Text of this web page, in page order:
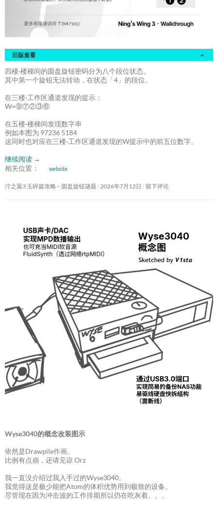
旧版查看 +
四楼·楼梯间的圆盘旋钮密码分为八个段位状态。
其中第一个旋钮无法转动，在状态「4」的段位。
在三楼·工作区通道发现的提示：
W=⑨⑦②③⑥
在五楼·楼梯间发现数字串
例如本图为 97236 5184
这同时也对应在三楼·工作区通道发现的W提示中的前五位数字。
继续阅读 →
相关位置：
website
泞之翼3 玉碎篇攻略 – 圆盘旋钮谜题 2026年7月12日 留下评论
Wyse3040的概念改装图示
依然是Drawpile作画。
比例有点崩，还请见谅 Orz
我一直没介绍过我入手过的Wyse3040。
我觉得这是极少能把Atom的体积优势用到极致的设备。
尽管现在因为冲击波的工作排期所以仍在吃灰着。。。